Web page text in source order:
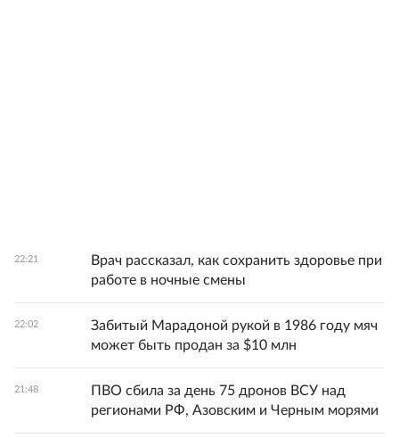
22:21
Врач рассказал, как сохранить здоровье при
работе в ночные смены
22:02
Забитый Марадоной рукой в 1986 году мяч
может быть продан за $10 млн
21:48
ПВО сбила за день 75 дронов ВСУ над
регионами РФ, Азовским и Черным морями